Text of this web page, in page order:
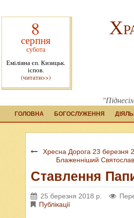
8
серпня
субота
Еміліяна єп. Кизицьк.
іспов.
(читати>>)
ГОЛОВНА БОГОСЛУЖЕННЯ
Хресна Дорога 23 березня
Блаженніший
Ставлення
25 березня 2018 р.
Публікації